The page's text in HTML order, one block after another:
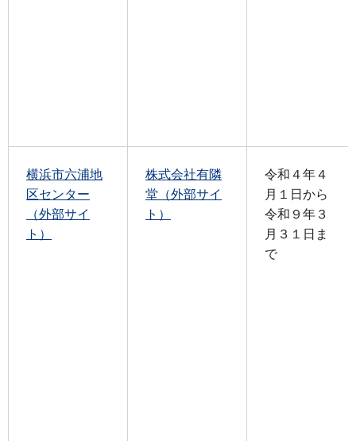
横浜市六浦地
区センター
（外部サイ
ト）
株式会社有隣
堂（外部サイ
ト）
令和４年４
月１日から
令和９年３
月３１日ま
で